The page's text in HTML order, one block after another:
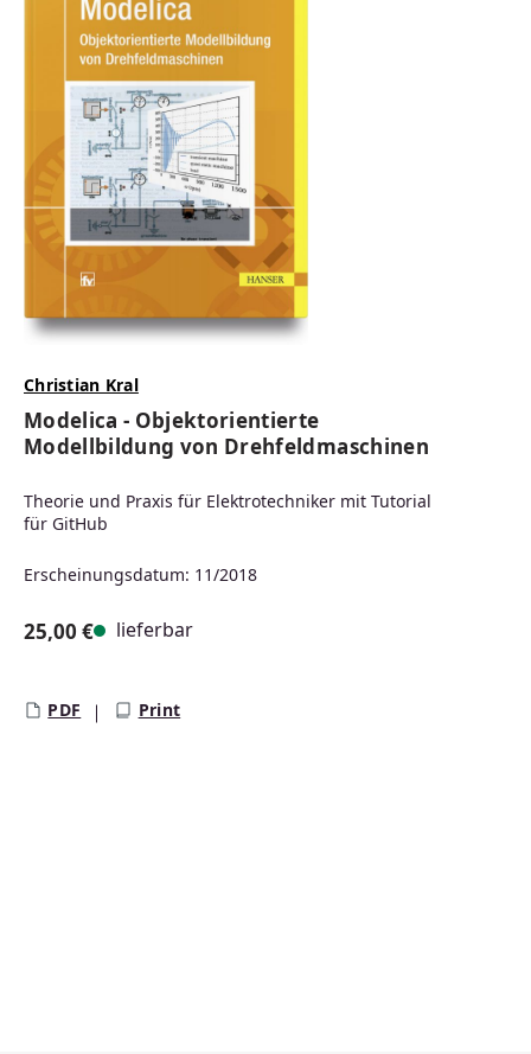
Christian Kral
Modelica - Objektorientierte
Modellbildung von Drehfeldmaschinen
Theorie und Praxis für Elektrotechniker mit Tutorial
für GitHub
Erscheinungsdatum: 11/2018
25,00 € lieferbar
PDF Print